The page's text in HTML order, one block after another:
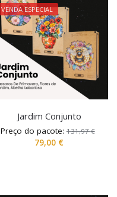
VENDA ESPECIAL
Jardim Conjunto
Preço do pacote:131,97€
79,00 €